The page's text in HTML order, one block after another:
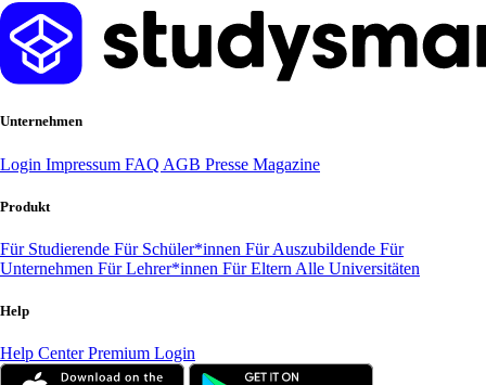
Unternehmen
Login Impressum FAQ AGB Presse Magazine
Produkt
Für Studierende Für Schüler*innen Für Auszubildende Für
Unternehmen Für Lehrer*innen Für Eltern Alle Universitäten
Help
Help CenterPremium Login